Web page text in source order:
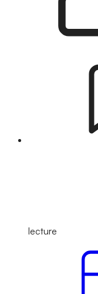
lecture